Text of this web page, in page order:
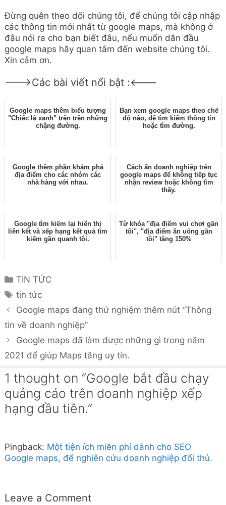
Đừng quên theo dõi chúng tôi, để chúng tôi cập nhập
các thông tin mới nhất từ google maps, mà không ở
đâu nói ra cho bạn biết đâu, nếu muốn dẫn đầu
google maps hãy quan tâm đến website chúng tôi.
Xin cảm ơn.
--->Các bài viết nổi bật :<---
Google maps thêm biểu tượng
"Chiếc lá xanh" trên trên những
chặng đường.
Bạn xem google maps theo chế
độ nào, để tìm kiếm thông tin
hoặc tìm đường.
Google thêm phần khám phá
địa điểm cho các nhóm các
nhà hàng với nhau.
Cách ẩn doanh nghiệp trên
google maps để không tiếp tục
nhận review hoặc không tìm
thấy.
Google tìm kiếm lại hiển thị
liên kết và xếp hạng kết quả tìm
kiếm gần quanh tôi.
Từ khóa "địa điểm vui chơi gần
tôi", "địa điểm ăn uống gần
tôi" tăng 150%
Categories
TIN TỨC
Tags
tin tức
Google maps đang thử nghiệm thêm nút “Thông
tin về doanh nghiệp”
Google maps đã làm được những gì trong năm
2021 để giúp Maps tăng uy tín.
1 thought on “Google bắt đầu chạy
quảng cáo trên doanh nghiệp xếp
hạng đầu tiên.”
Pingback: Một tiện ích miễn phí dành cho SEO
Google maps, để nghiên cứu doanh nghiệp đối thủ.
Leave a Comment